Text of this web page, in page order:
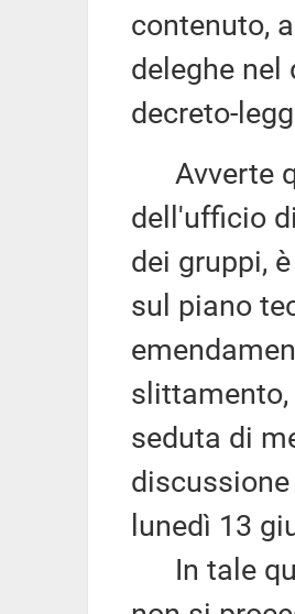
contenuto,
deleghe nel
decreto-
Avverte
dell'ufficio
dei gruppi,
sul piano
seduta di
lunedì 13
In tale